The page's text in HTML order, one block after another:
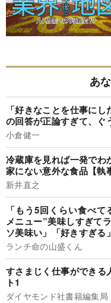
あ
「好きなことを仕事に
の回答が正論すぎて、ぐ
小倉健一
冷蔵庫を見れば一発でわ
家にない意外な食品【執
新井直之
「もう5回くらい食べ
メニュー”美味しすぎて
ソ美味い」「好きすぎる
ランチ命の山盛くん
すさまじく仕事ができる
ト1
ダイヤモンド社書籍編集局